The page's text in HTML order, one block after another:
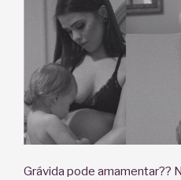
Uma
conquista”
Grávida pode amamentar??